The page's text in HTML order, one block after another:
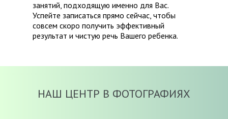
занятий, подходящую именно для Вас.
Успейте записаться прямо сейчас, чтобы
совсем скоро получить эффективный
результат и чистую речь Вашего ребенка.
НАШ ЦЕНТР В ФОТОГРАФИЯХ